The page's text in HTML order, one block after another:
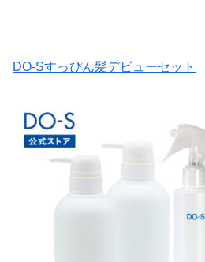
DO-Sすっぴん髪デビューセット